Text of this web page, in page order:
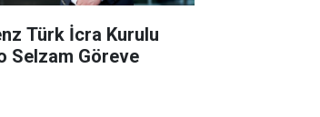
Türk İcra Kurulu
Selzam Göreve